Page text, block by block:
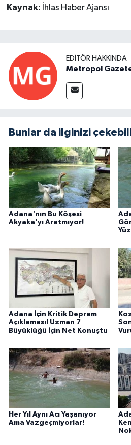
Kaynak: İhlas Haber Ajansı
EDITÖR HAKKINDA
Metropol
Bunlar da ilginizi
Adana'nın Bu Köşesi
Akyaka'yı Aratmıyor!
Adana İçin Kritik Deprem
Açıklaması! Uzman 7
Büyüklüğü İçin Net Konuştu
Her Yıl Aynı Acı Yaşanıyor
Ama Vazgeçmiyorlar!